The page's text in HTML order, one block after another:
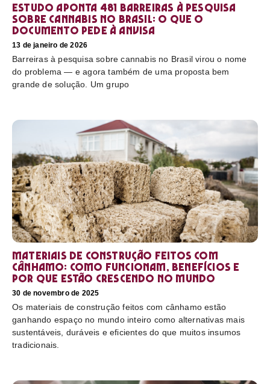
Estudo aponta 481 barreiras à pesquisa
sobre cannabis no Brasil: o que o
documento pede à Anvisa
13 de janeiro de 2026
Barreiras à pesquisa sobre cannabis no Brasil virou o nome
do problema — e agora também de uma proposta bem
grande de solução. Um grupo
Materiais de construção feitos com
cânhamo: como funcionam, benefícios e
por que estão crescendo no mundo
30 de novembro de 2025
Os materiais de construção feitos com cânhamo estão
ganhando espaço no mundo inteiro como alternativas mais
sustentáveis, duráveis e eficientes do que muitos insumos
tradicionais.